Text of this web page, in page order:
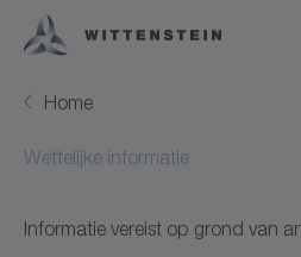
Home
Wettelijke informatie
Informatie vereist op grond van